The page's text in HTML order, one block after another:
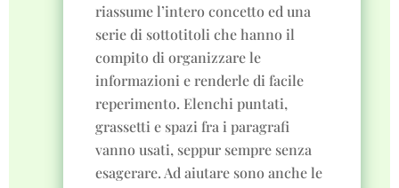
riassume l’intero concetto ed una
serie di sottotitoli che hanno il
compito di organizzare le
informazioni e renderle di facile
reperimento. Elenchi puntati,
grassetti e spazi fra i paragrafi
vanno usati, seppur sempre senza
esagerare. Ad aiutare sono anche le